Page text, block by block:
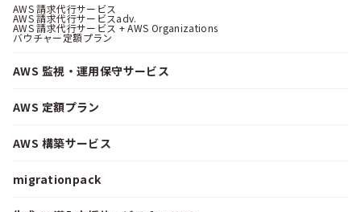
AWS 請求代行サービス
AWS 請求代行サービスadv.
AWS 請求代行サービス + AWS Organizations
バウチャー定額プラン
AWS 監視・運用保守サービス
AWS 定額プラン
AWS 構築サービス
migrationpack